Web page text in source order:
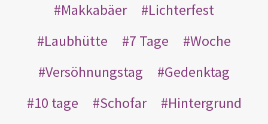
Makkabäer
Lichterfest
Laubhütte
7 Tage
Woche
Versöhnungstag
Gedenktag
10 tage
Schofar
Hintergrund